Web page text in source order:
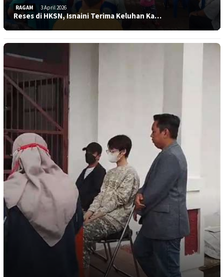
RAGAM 3 April 2026
Reses di HKSN, Isnaini Terima Keluhan Ka…